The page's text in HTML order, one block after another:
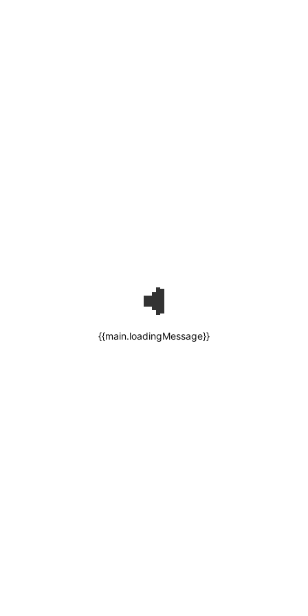
{{main.loadingMessage}}